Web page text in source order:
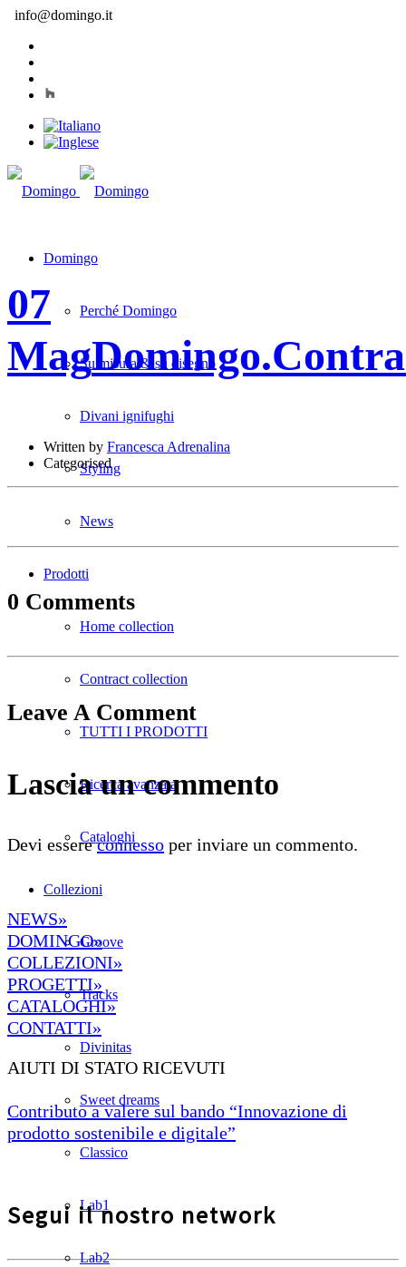
info@domingo.it
Domingo
Perché Domingo
Su misura & su disegno
Divani ignifughi
Styling
News
Prodotti
Home collection
Contract collection
TUTTI I PRODOTTI
Ricerca avanzata
Cataloghi
Collezioni
Groove
Tracks
Divinitas
Sweet dreams
Classico
Lab1
Lab2
07
Mag
Written by Francesca Adrenalina
Categorised
0 Comments
Leave A Comment
Lascia un commento
Devi essereconnesso per inviare un commento.
NEWS»
DOMINGO»
COLLEZIONI»
PROGETTI»
CATALOGHI»
CONTATTI»
AIUTI DI STATO RICEVUTI
Contributo a valere sul bando “Innovazione di
prodotto sostenibile e digitale”
Segui il nostro network